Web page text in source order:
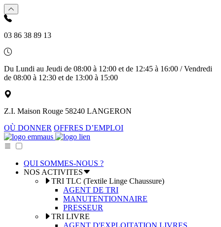
03 86 38 89 13
Du Lundi au Jeudi de 08:00 à 12:00 et de 12:45 à 16:00 / Vendredi
de 08:00 à 12:30 et de 13:00 à 15:00
Z.I. Maison Rouge 58240 LANGERON
OÙ DONNER OFFRES D’EMPLOI
QUI SOMMES-NOUS ?
NOS ACTIVITES
TRI TLC (Textile Linge Chaussure)
AGENT DE TRI
MANUTENTIONNAIRE
PRESSEUR
TRI LIVRE
AGENT D'EXPLOITATION LIVRES